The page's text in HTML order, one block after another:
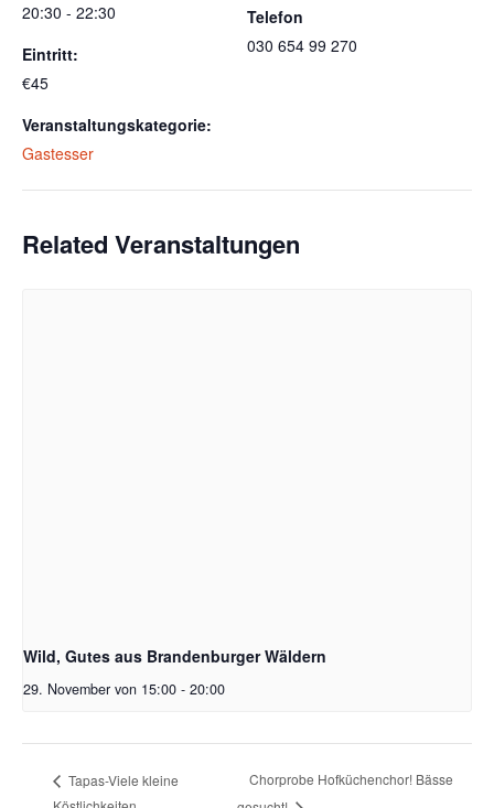
20:30 - 22:30
Eintritt:
€45
Veranstaltungskategorie:
Gastesser
Telefon
030 654 99 270
Related Veranstaltungen
Wild, Gutes aus Brandenburger Wäldern
29. November von 15:00 - 20:00
Tapas-Viele kleine
Chorprobe Hofküchenchor! Bässe